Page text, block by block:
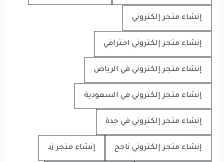
إنشاء متجر إلكتروني
إنشاء متجر إلكتروني احترافي
إنشاء متجر إلكتروني في الرياض
إنشاء متجر إلكتروني في السعودية
إنشاء متجر إلكتروني في جدة
إنشاء متجر إلكتروني ناجح إنشاء متجر زد